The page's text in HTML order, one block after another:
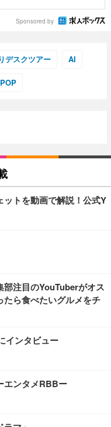
Sponsored by
デスクツアー AI
ットを動画で解説！公式Y
部注目のYouTuberがオス
ら食べたいグルメをチ
インタビュー
エンタメRBBー